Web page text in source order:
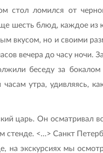
стол ломился от
шесть блюд, каждое из
вкусом, но и своими
вечера до часу ночи.
беседу за бокалом
утра, удивляясь,
царь. Он осматривал
стенде. <…> Санкт
на экскурсиях мы